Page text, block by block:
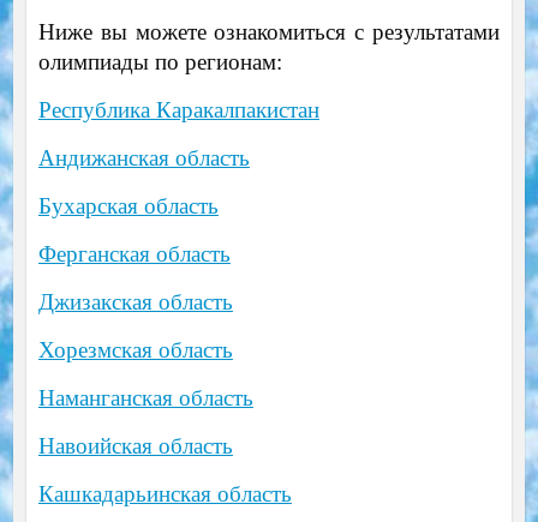
Ниже вы можете ознакомиться с результатами
олимпиады по регионам:
Республика Каракалпакистан
Андижанская область
Бухарская область
Ферганская область
Джизакская область
Хорезмская область
Наманганская область
Навоийская область
Кашкадарьинская область